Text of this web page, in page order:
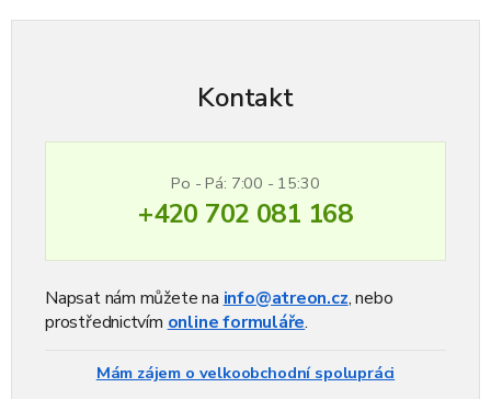
Kontakt
Po - Pá: 7:00 - 15:30
+420 702 081 168
Napsat nám můžete na info@atreon.cz, nebo
prostřednictvím online formuláře.
Mám zájem o velkoobchodní spolupráci